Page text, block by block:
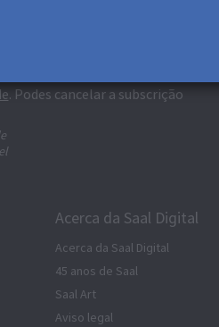
. Podes cancelar a subscrição
Acerca da Saal Digital
Acerca da Saal Digital
45 anos de Saal
Saal Art
Aviso legal